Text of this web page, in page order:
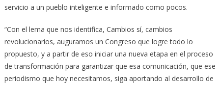
servicio a un pueblo inteligente e informado como pocos.
“Con el lema que nos identifica, Cambios sí, cambios
revolucionarios, auguramos un Congreso que logre todo lo
propuesto, y a partir de eso iniciar una nueva etapa en el proceso
de transformación para garantizar que esa comunicación, que ese
periodismo que hoy necesitamos, siga aportando al desarrollo de